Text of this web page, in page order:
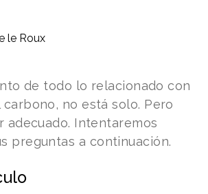
le Roux
de todo lo relacionado con
no está solo. Pero
adecuado. Intentaremos
preguntas a continuación.